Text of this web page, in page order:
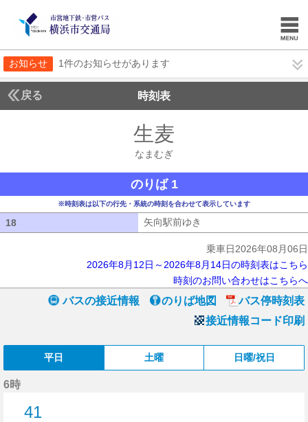
お知らせ 1件のお知らせがあります
戻る 時刻表
生麦
なまむぎ
のりば 1
※時刻表は以下の行先・系統の時刻を合わせて表示しています
18 矢向駅前ゆき
乗車日2026年08月06日
2026年8月12日～2026年8月14日の時刻表はこちら
時刻のお問い合わせはこちらへ
バスの接近情報 のりば地図
バス停時刻表
接近情報コード印刷
平日 土曜 日曜/祝日
6時
41